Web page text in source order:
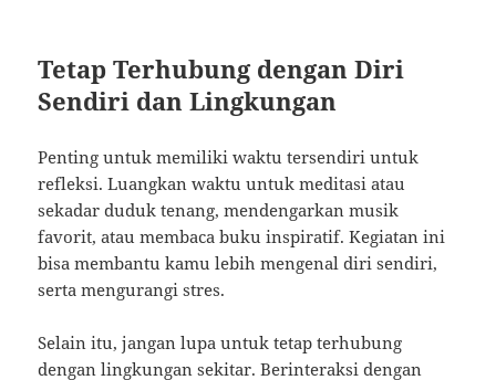
Tetap Terhubung dengan Diri
Sendiri dan Lingkungan
Penting untuk memiliki waktu tersendiri untuk
refleksi. Luangkan waktu untuk meditasi atau
sekadar duduk tenang, mendengarkan musik
favorit, atau membaca buku inspiratif. Kegiatan ini
bisa membantu kamu lebih mengenal diri sendiri,
serta mengurangi stres.
Selain itu, jangan lupa untuk tetap terhubung
dengan lingkungan sekitar. Berinteraksi dengan